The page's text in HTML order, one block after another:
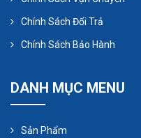
Cấu tạo của
quạt hình lobe hoặc
được gắn trên trục
bộ vỏ. Số lượng và
Chính Sách Đổi Trả
Chính Sách Bảo Hành
DANH MỤC MENU
Sản Phẩm